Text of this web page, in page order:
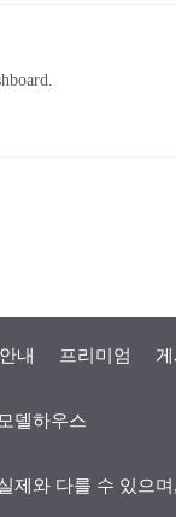
내 프리미엄
델하우스
와 다를 수 있으